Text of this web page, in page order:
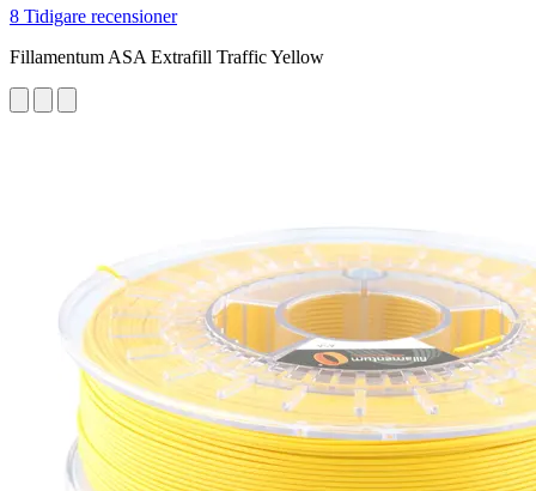
8 Tidigare recensioner
Fillamentum ASA Extrafill Traffic Yellow